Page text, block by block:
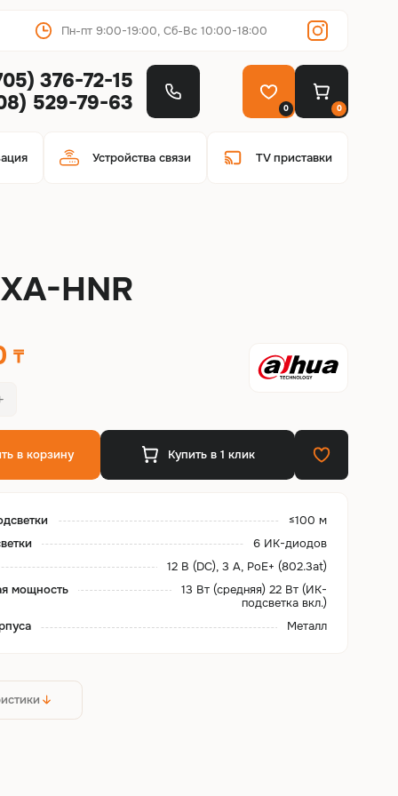
Пн-пт 9:00-19:00, Сб-Вс 10:00-18:00
376-72-15
529-79-63
0 0
Устройства связи TV приставки
HNR
в корзину Купить в 1 клик
≤100 м
6 ИК-диодов
12 В (DC), 3 А, PoE+ (802.3at)
мощность
13 Вт (средняя) 22 Вт (ИК-
подсветка вкл.)
Металл